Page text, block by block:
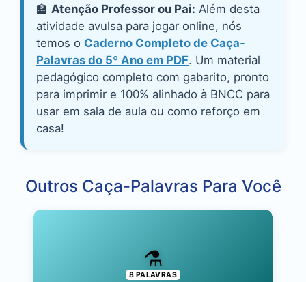
🏫 Atenção Professor ou Pai: Além desta
atividade avulsa para jogar online, nós
temos o Caderno Completo de Caça-
Palavras do 5º Ano em PDF. Um material
pedagógico completo com gabarito, pronto
para imprimir e 100% alinhado à BNCC para
usar em sala de aula ou como reforço em
casa!
Outros Caça-Palavras Para Você
⚗️
8 PALAVRAS